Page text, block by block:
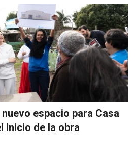
espacio para Casa
inicio de la obra